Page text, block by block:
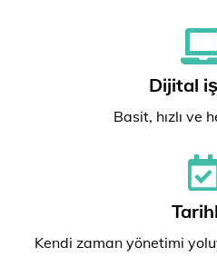
Dijital
Basit, hızlı ve
Kendi zaman yönetimi